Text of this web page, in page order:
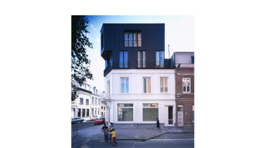
Familiestraat